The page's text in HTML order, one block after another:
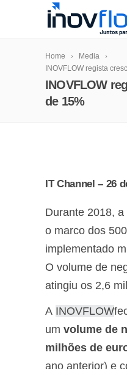
Home
Media
INOVFLOW regista
INOVFLOW
de 15%
IT Channel – 26
Durante 2018,
o marco dos
implementado
O volume de
atingiu os 2,6
A INOVFLOW
um volume de
milhões de
ano anterior) e